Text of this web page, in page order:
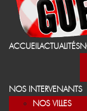
ACCUEILACTUALITÉS
NOS INTERVENANTS
NOS VILLES